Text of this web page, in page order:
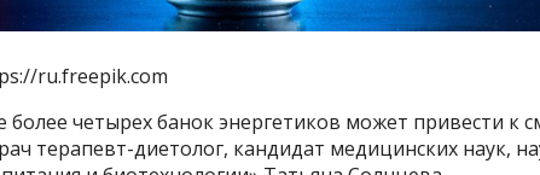
ru.freepik.com
более четырех банок энергетиков может привести к
терапевт-диетолог, кандидат медицинских наук,